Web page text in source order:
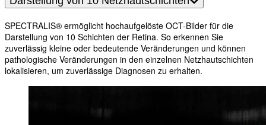
SPECTRALIS® ermöglicht hochaufgelöste OCT-Bilder für die
Darstellung von 10 Schichten der Retina. So erkennen Sie
zuverlässig kleine oder bedeutende Veränderungen und können
pathologische Veränderungen in den einzelnen Netzhautschichten
lokalisieren, um zuverlässige Diagnosen zu erhalten.